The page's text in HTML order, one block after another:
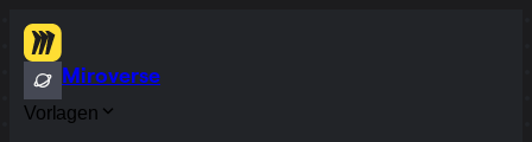
Miroverse
Vorlagen